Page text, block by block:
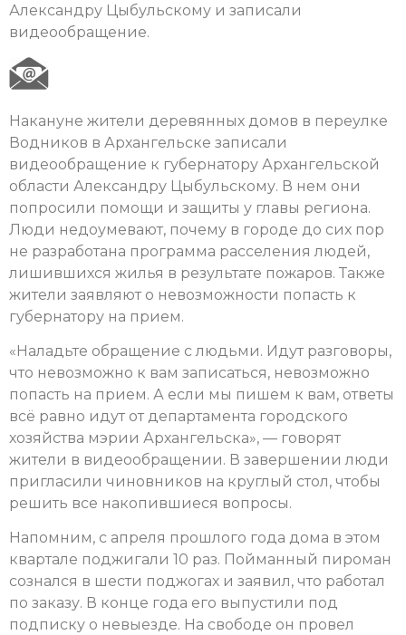
Александру Цыбульскому и записали
видеообращение.
Накануне жители деревянных домов в переулке
Водников в Архангельске записали
видеообращение к губернатору Архангельской
области Александру Цыбульскому. В нем они
попросили помощи и защиты у главы региона.
Люди недоумевают, почему в городе до сих пор
не разработана программа расселения людей,
лишившихся жилья в результате пожаров. Также
жители заявляют о невозможности попасть к
губернатору на прием.
«Наладьте обращение с людьми. Идут разговоры,
что невозможно к вам записаться, невозможно
попасть на прием. А если мы пишем к вам, ответы
всё равно идут от департамента городского
хозяйства мэрии Архангельска», — говорят
жители в видеообращении. В завершении люди
пригласили чиновников на круглый стол, чтобы
решить все накопившиеся вопросы.
Напомним, с апреля прошлого года дома в этом
квартале поджигали 10 раз. Пойманный пироман
сознался в шести поджогах и заявил, что работал
по заказу. В конце года его выпустили под
подписку о невыезде. На свободе он провел